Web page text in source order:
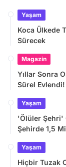
Yaşam
Koca Ülkede
Sürecek
Magazin
Yıllar Sonra
Sürel Evlendi!
Yaşam
'Ölüler Şehri'
Şehirde 1,5
Yaşam
Hiçbir Tuzak